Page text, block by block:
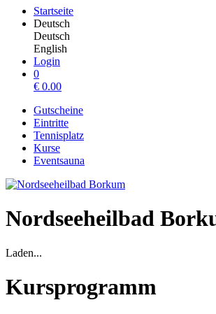
Startseite
Deutsch
Deutsch
English
Login
0
€ 0.00
Gutscheine
Eintritte
Tennisplatz
Kurse
Eventsauna
Nordseeheilbad
Laden...
Kursprogramm